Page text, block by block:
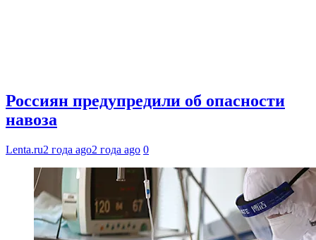
Россиян предупредили об опасности
навоза
Lenta.ru2 года ago2 года ago 0